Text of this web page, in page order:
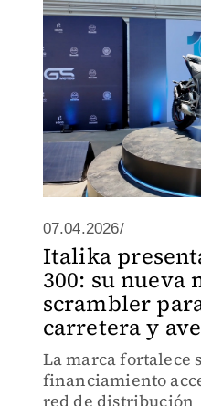
07.04.2026/
Italika
300: su nueva
scrambler
carretera y
La marca fortalece
financiamiento
red de distribución